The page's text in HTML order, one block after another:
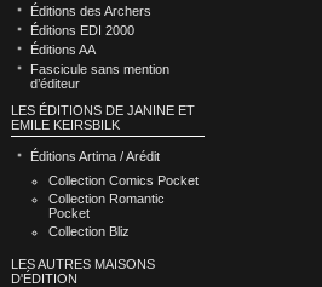
Éditions des Archers
Éditions EDI 2000
Éditions AA
Fascicule sans mention
d’éditeur
LES ÉDITIONS DE JANINE ET
EMILE KEIRSBILK
Éditions Artima / Arédit
Collection Comics Pocket
Collection Romantic
Pocket
Collection Bliz
LES AUTRES MAISONS
D'ÉDITION